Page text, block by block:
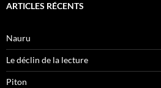
ARTICLES RÉCENTS
Nauru
Le déclin de la lecture
Piton